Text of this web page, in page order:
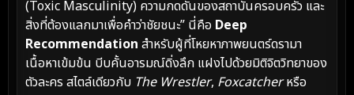
(Toxic Masculinity) ความกดดันของสถาบันครอบครัว และ
สิ่งที่ต้องแลกมาเพื่อคำว่าชัยชนะ” นี่คือ Deep
Recommendation สำหรับผู้ที่โหยหาภาพยนตร์ดรามา
เนื้อหาเข้มข้น บีบคั้นอารมณ์ดิ่งลึก แฝงไปด้วยมิติจิตวิทยาของ
ตัวละคร สไตล์เดียวกับ The Wrestler, Foxcatcherหรือ